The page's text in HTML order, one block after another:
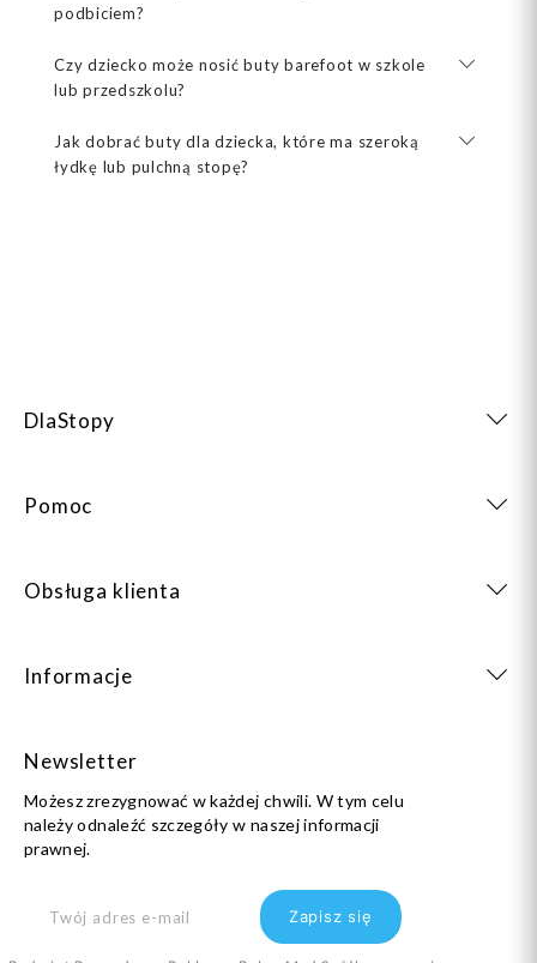
podbiciem?
Czy dziecko może nosić buty barefoot w szkole
lub przedszkolu?
Jak dobrać buty dla dziecka, które ma szeroką
łydkę lub pulchną stopę?
DlaStopy
Pomoc
Obsługa klienta
Informacje
Newsletter
Możesz zrezygnować w każdej chwili. W tym celu
należy odnaleźć szczegóły w naszej informacji
prawnej.